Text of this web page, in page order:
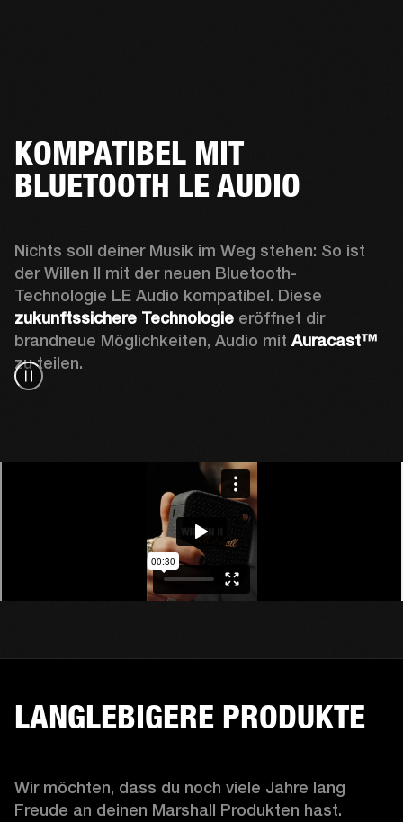
KOMPATIBEL MIT
BLUETOOTH LE AUDIO
Nichts soll deiner Musik im Weg stehen: So ist
der Willen II mit der neuen Bluetooth-
zukunftssichere Technologie eröffnet dir
brandneue Möglichkeiten, Audio mit Auracast™
zu teilen.
LANGLEBIGERE PRODUKTE
Wir möchten, dass du noch viele Jahre lang
Freude an deinen Marshall Produkten hast.